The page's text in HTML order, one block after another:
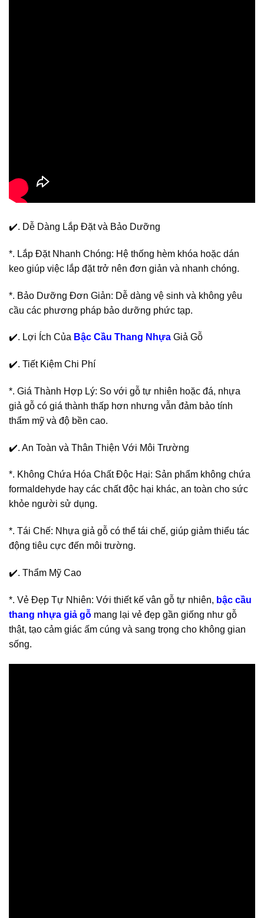
✔️. Dễ Dàng Lắp Đặt và Bảo Dưỡng
*. Lắp Đặt Nhanh Chóng: Hệ thống hèm khóa hoặc dán
keo giúp việc lắp đặt trở nên đơn giản và nhanh chóng.
*. Bảo Dưỡng Đơn Giản: Dễ dàng vệ sinh và không yêu
cầu các phương pháp bảo dưỡng phức tạp.
✔️. Lợi Ích Của Bậc Cầu Thang Nhựa Giả Gỗ
✔️. Tiết Kiệm Chi Phí
*. Giá Thành Hợp Lý: So với gỗ tự nhiên hoặc đá, nhựa
giả gỗ có giá thành thấp hơn nhưng vẫn đảm bảo tính
thẩm mỹ và độ bền cao.
✔️. An Toàn và Thân Thiện Với Môi Trường
*. Không Chứa Hóa Chất Độc Hại: Sản phẩm không chứa
formaldehyde hay các chất độc hại khác, an toàn cho sức
khỏe người sử dụng.
*. Tái Chế: Nhựa giả gỗ có thể tái chế, giúp giảm thiểu tác
động tiêu cực đến môi trường.
✔️. Thẩm Mỹ Cao
*. Vẻ Đẹp Tự Nhiên: Với thiết kế vân gỗ tự nhiên, bậc cầu
thang nhựa giả gỗ mang lại vẻ đẹp gần giống như gỗ
thật, tạo cảm giác ấm cúng và sang trọng cho không gian
sống.